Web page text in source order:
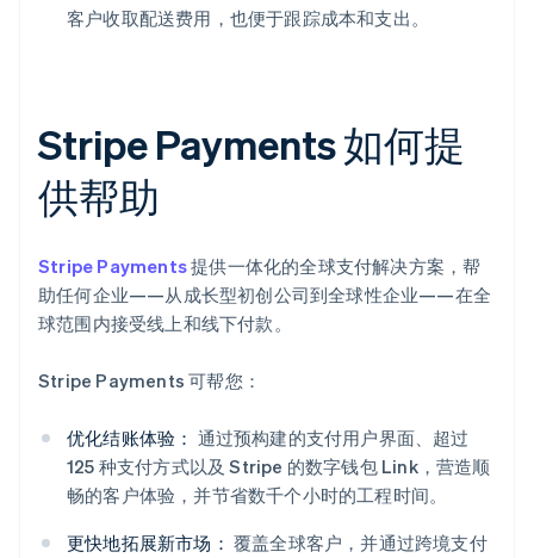
客户收取配送费用，也便于跟踪成本和支出。
Stripe Payments 如何提
供帮助
Stripe Payments提供一体化的全球支付解决方案，帮
助任何企业——从成长型初创公司到全球性企业——在全
球范围内接受线上和线下付款。
Stripe Payments 可帮您：
优化结账体验： 通过预构建的支付用户界面、超过
125 种支付方式以及 Stripe 的数字钱包 Link，营造顺
畅的客户体验，并节省数千个小时的工程时间。
更快地拓展新市场： 覆盖全球客户，并通过跨境支付